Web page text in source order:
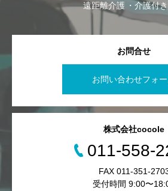
遠距離介護
介護付
お問合せ
お問い合わせフォ
株式会社cocole
011-558-
FAX 011-351-
受付時間 9:00〜